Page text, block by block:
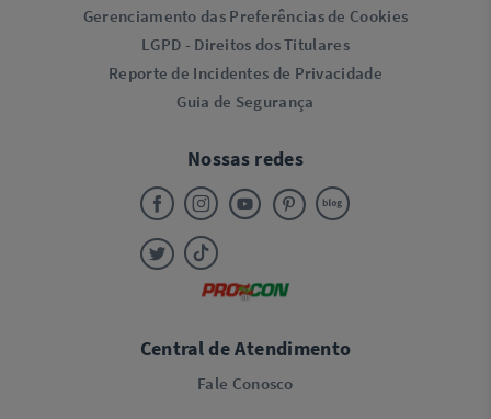
Gerenciamento das Preferências de Cookies
LGPD - Direitos dos Titulares
Reporte de Incidentes de Privacidade
Guia de Segurança
Nossas redes
Central de Atendimento
Fale Conosco